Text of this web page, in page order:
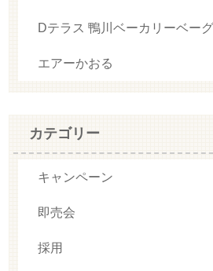
Dテラス 鴨川ベーカリーベー
エアーかおる
カテゴリー
キャンペーン
即売会
採用